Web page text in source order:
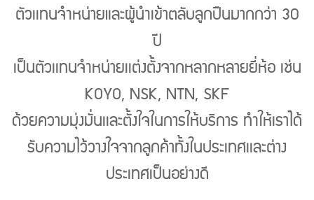
ตัวเเทนจำหน่ายและผู้นำเข้าตลับลูกปืนมากกว่า 30
ปี
เป็นตัวเเทนจำหน่ายเเต่งตั้งจากหลากหลายยี่ห้อ เช่น
KOYO, NSK, NTN, SKF
ด้วยความมุ่งมั่นเเละตั้งใจในการให้บริการ ทำให้เราได้
รับความไว้วางใจจากลูกค้าทั้งในประเทศเเละต่าง
ประเทศเป็นอย่างดี